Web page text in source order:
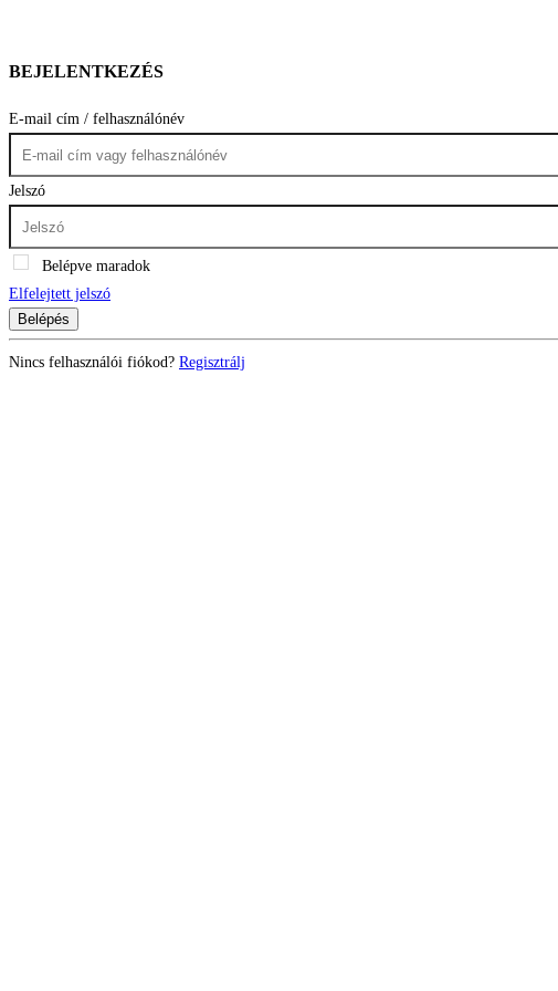
BEJELENTKEZÉS
E-mail cím / felhasználónév
Jelszó
Belépve maradok
Elfelejtett jelszó
Belépés
Nincs felhasználói fiókod? Regisztrálj